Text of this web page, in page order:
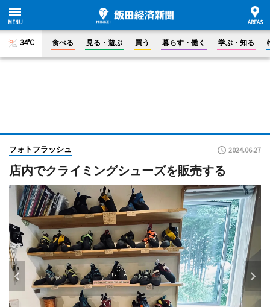
34°C 食べる 見る・遊ぶ 買う 暮らす・働く 学ぶ・知る
フォトフラッシュ 2024.06.27
店内でクライミングシューズを販売する